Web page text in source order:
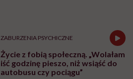
ZABURZENIA PSYCHICZNE
Życie z fobią społeczną. „Wolałam
iść godzinę pieszo, niż wsiąść do
autobusu czy pociągu”